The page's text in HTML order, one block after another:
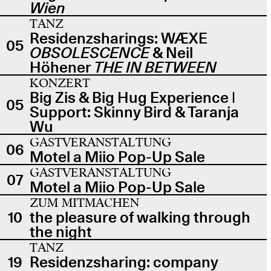
Wien
05
TANZ
Residenzsharings: WÆXE
OBSOLESCENCE& Neil
Höhener THE IN BETWEEN
05
KONZERT
Big Zis & Big Hug Experience |
Support: Skinny Bird & Taranja
Wu
06 GASTVERANSTALTUNG
Motel a Miio Pop-Up Sale
07 GASTVERANSTALTUNG
Motel a Miio Pop-Up Sale
10
ZUM MITMACHEN
the pleasure of walking through
the night
19
TANZ
Residenzsharing: company